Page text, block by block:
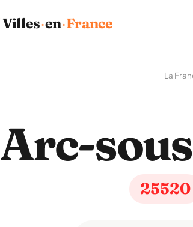
Villes·en·France
La
Arc-
25520